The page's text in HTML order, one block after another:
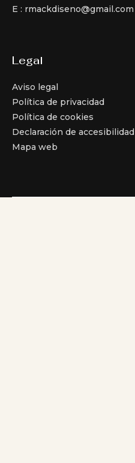
E : rmackdiseno@gmail.com
Legal
Aviso legal
Política de privacidad
Política de cookies
Declaración de accesibilidad
Mapa web